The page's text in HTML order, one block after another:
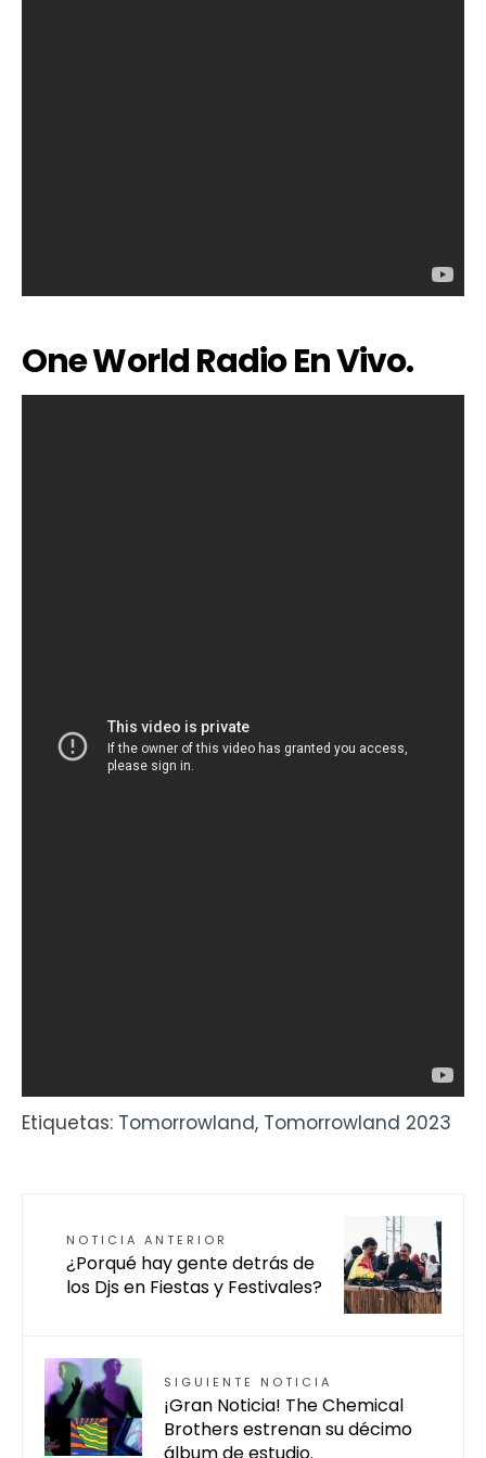
One World Radio En Vivo.
Etiquetas: Tomorrowland, Tomorrowland 2023
NOTICIA ANTERIOR
¿Porqué hay gente detrás de
los Djs en Fiestas y Festivales?
SIGUIENTE NOTICIA
¡Gran Noticia! The Chemical
Brothers estrenan su décimo